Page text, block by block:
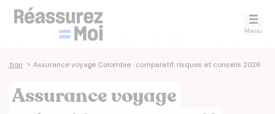
Menu
> Assurance voyage Colombie : comparatif, risques et conseils 2026
Assurance voyage